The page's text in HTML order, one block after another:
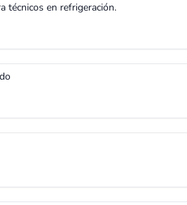
técnicos en refrigeración.